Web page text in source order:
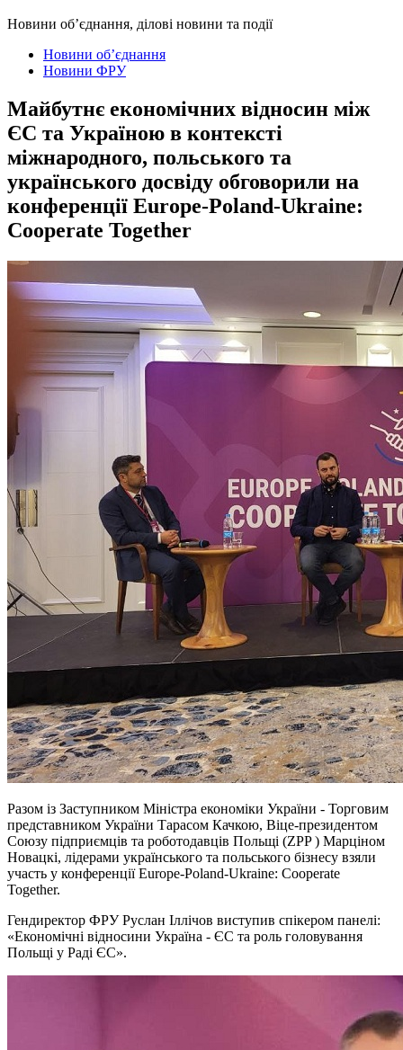
Новини об’єднання, ділові новини та події
Новини об’єднання
Новини ФРУ
Майбутнє економічних відносин між
ЄС та Україною в контексті
міжнародного, польського та
українського досвіду обговорили на
конференції Europe-Poland-Ukraine:
Cooperate Together
Разом із Заступником Міністра економіки України - Торговим
представником України Тарасом Качкою, Віце-президентом
Союзу підприємців та роботодавців Польщі (ZPP ) Марціном
Новацкі, лідерами українського та польського бізнесу взяли
участь у конференції Europe-Poland-Ukraine: Cooperate
Together.
Гендиректор ФРУ Руслан Іллічов виступив спікером панелі:
«Економічні відносини Україна - ЄС та роль головування
Польщі у Раді ЄС».